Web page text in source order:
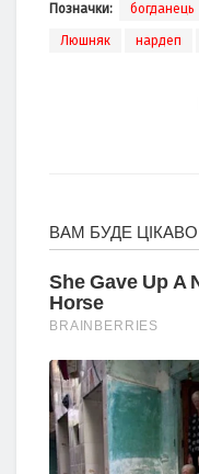
Позначки: богданець
Люшняк нардеп